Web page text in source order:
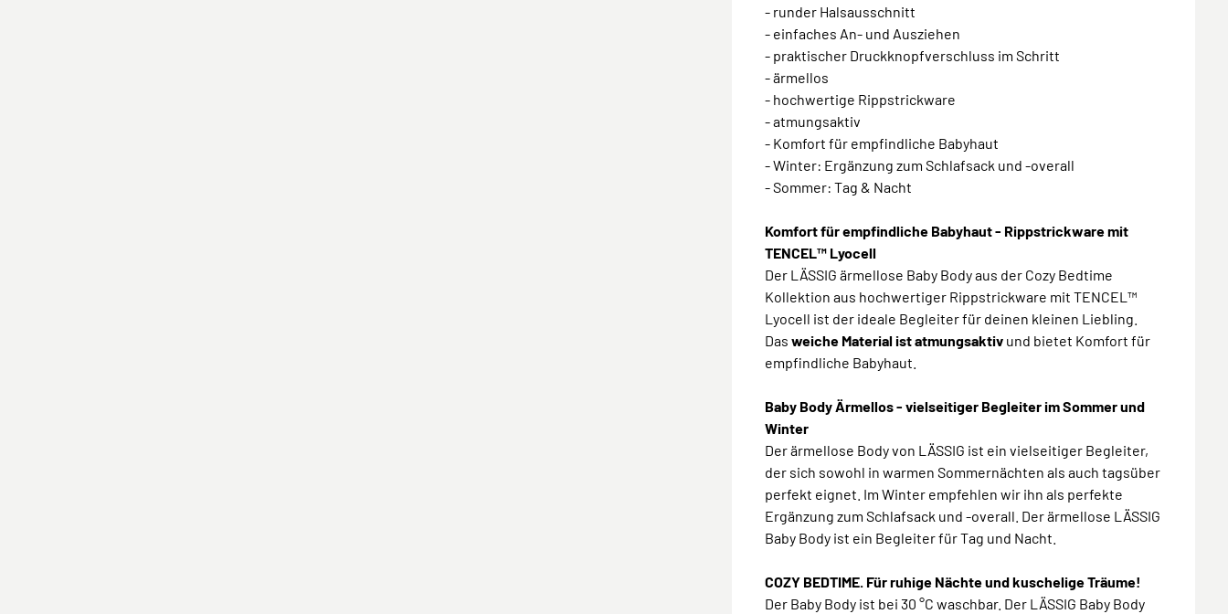
- runder Halsausschnitt
- einfaches An- und Ausziehen
- praktischer Druckknopfverschluss im Schritt
- ärmellos
- hochwertige Rippstrickware
- atmungsaktiv
- Komfort für empfindliche Babyhaut
- Winter: Ergänzung zum Schlafsack und -overall
- Sommer: Tag & Nacht
Komfort für empfindliche Babyhaut - Rippstrickware mit
TENCEL™ Lyocell
Der LÄSSIG ärmellose Baby Body aus der Cozy Bedtime
Kollektion aus hochwertiger Rippstrickware mit TENCEL™
Lyocell ist der ideale Begleiter für deinen kleinen Liebling.
Dasweiche Material ist atmungsaktiv und bietet Komfort für
empfindliche Babyhaut.
Baby Body Ärmellos - vielseitiger Begleiter im Sommer und
Winter
Der ärmellose Body von LÄSSIG ist ein vielseitiger Begleiter,
der sich sowohl in warmen Sommernächten als auch tagsüber
perfekt eignet. Im Winter empfehlen wir ihn als perfekte
Ergänzung zum Schlafsack und -overall. Der ärmellose LÄSSIG
Baby Body ist ein Begleiter für Tag und Nacht.
COZY BEDTIME. Für ruhige Nächte und kuschelige Träume!
Der Baby Body ist bei 30 °C waschbar. Der LÄSSIG Baby Body